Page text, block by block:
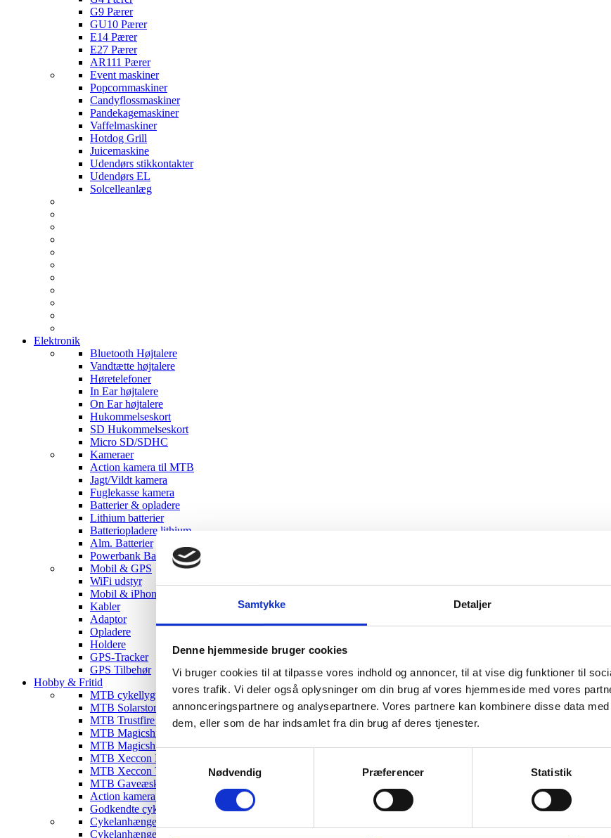
Samtykke Detaljer
Denne hjemmeside bruger cookies
Vi bruger cookies til at tilpasse vores indhold og annoncer, til at vise dig funktioner til
vores trafik. Vi deler også oplysninger om din brug af vores hjemmeside med vores
annonceringspartnere og analysepartnere. Vores partnere kan kombinere disse data
dem, eller som de har indsamlet fra din brug af deres tjenester.
Samtykkevalg
Nødvendig
Præferencer Statistik
G9 Pærer
GU10 Pærer
E14 Pærer
E27 Pærer
AR111 Pærer
Event maskiner
Popcornmaskiner
Candyflossmaskiner
Pandekagemaskiner
Vaffelmaskiner
Hotdog Grill
Juicemaskine
Udendørs stikkontakter
Udendørs EL
Solcelleanlæg
Elektronik
Bluetooth Højtalere
Vandtætte højtalere
Høretelefoner
In Ear højtalere
On Ear højtalere
Hukommelseskort
SD Hukommelseskort
Micro SD/SDHC
Kameraer
Action kamera til MTB
Jagt/Vildt kamera
Fuglekasse kamera
Batterier & opladere
Lithium batterier
Batteriopladere lithium
Alm. Batterier
Powerbank Batterier
Mobil & GPS
WiFi udstyr
Mobil & iPhone tilbehør
Kabler
Adaptor
Opladere
Holdere
GPS-Tracker
GPS Tilbehør
Hobby & Fritid
MTB cykellygter
MTB Solarstorm Lygter & tilbehør
MTB Trustfire Lygter
MTB Magicshine Lygter
MTB Magicshine Tilbehør
MTB Xeccon Lygter
MTB Xeccon Tilbehør
MTB Gaveæske
Action kamera til MTB
Godkendte cykellygter & tilbehør
Cykelanhængere
Cykelanhænger til Børn